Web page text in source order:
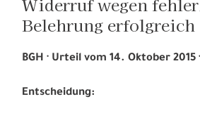
Belehrung erfolgreich
BGH · Urteil vom 14. Oktober 2015
Entscheidung: